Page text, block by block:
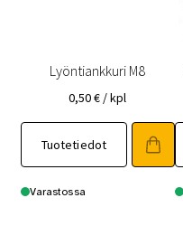
Lyöntiankkuri M8
0,50€ / kpl
Tuotetiedot
Varastossa